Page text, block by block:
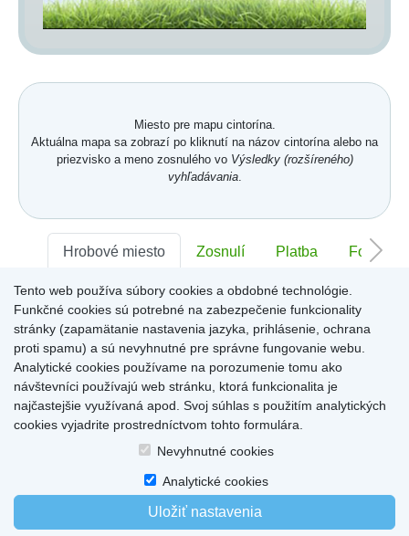
Miesto pre mapu cintorína.
Aktuálna mapa sa zobrazí po kliknutí na názov cintorína alebo na
priezvisko a meno zosnulého vo Výsledky (rozšíreného)
vyhľadávania.
Hrobové miesto Zosnulí Platba Foto
Sektor:- Rad:- Číslo:-
Miesto pre informácie o hrobovom mieste
Produkty a služby |Citáty|O cintorínoch|
Tento web používa súbory cookies a obdobné technológie.
Funkčné cookies sú potrebné na zabezpečenie funkcionality
stránky (zapamätanie nastavenia jazyka, prihlásenie, ochrana
proti spamu) a sú nevyhnutné pre správne fungovanie webu.
Analytické cookies používame na porozumenie tomu ako
návštevníci používajú web stránku, ktorá funkcionalita je
najčastejšie využívaná apod. Svoj súhlas s použitím analytických
cookies vyjadrite prostredníctvom tohto formulára.
Nevyhnutné cookies
Analytické cookies
Uložiť nastavenia